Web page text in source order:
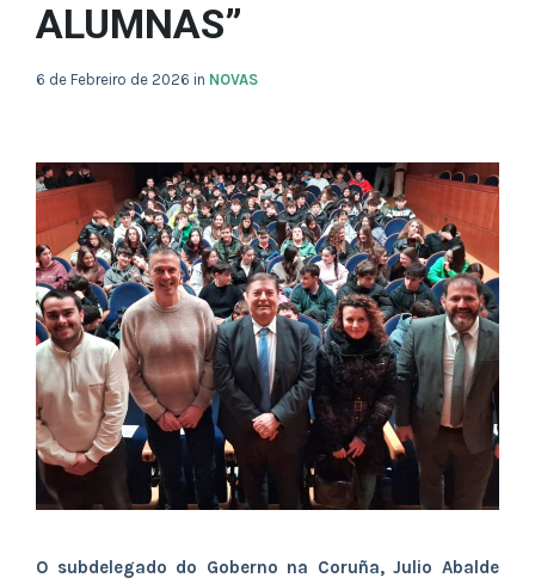
ALUMNAS”
6 de Febreiro de 2026 in NOVAS
O subdelegado do Goberno na Coruña, Julio Abalde